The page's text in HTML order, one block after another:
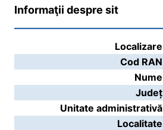
Informaţii despre sit
Localizare
Cod RAN
Nume
Județ
Unitate administrativă
Localitate